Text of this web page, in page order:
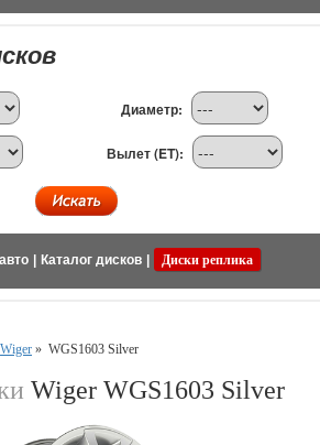
Диаметр:
Вылет (ET):
Каталог дисков Диски реплика
Wiger » WGS1603 Silver
Wiger WGS1603 Silver